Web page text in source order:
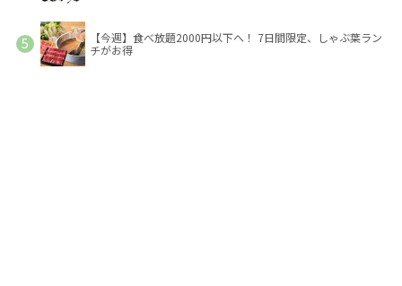
【今週】食べ放題2000円以下へ！ 7日間限定、しゃぶ葉ラン
チがお得